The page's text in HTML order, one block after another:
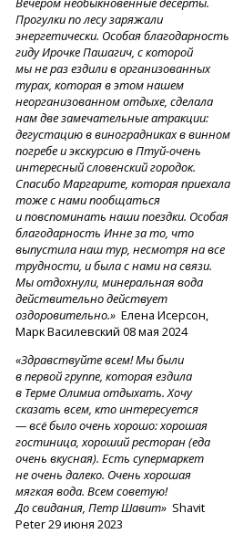
Прогулки по лесу заряжали
энергетически. Особая благодарность
гиду Ирочке Пашагич, с которой
мы не раз ездили в организованных
турах, которая в этом нашем
неорганизованном отдыхе, сделала
нам две замечательные атракции:
дегустацию в виноградниках в винном
погребе и экскурсиюв Птуй-очень
интересный словенский городок.
Спасибо Маргарите, которая приехала
тоже с нами пообщаться
и повспоминать наши поездки. Особая
благодарность Инне за то, что
выпустила наш тур, несмотря на все
трудности, и была с нами на связи.
Мы отдохнули, минеральная вода
действительно действует
оздоровительно.» Елена Исерсон,
Марк Василевский 08 мая 2024
«Здравствуйте всем! Мы были
в первой группе, которая ездила
в Терме Олимиа отдыхать. Хочу
сказать всем, кто интересуется
— всё было очень хорошо: хорошая
гостиница, хороший ресторан (еда
очень вкусная). Есть супермаркет
не очень далеко. Очень хорошая
мягкая вода. Всем советую!
До свидания, Петр Шавит» Shavit
Peter 29 июня 2023